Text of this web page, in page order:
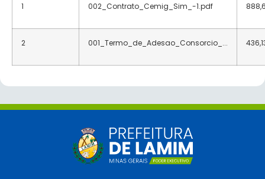
1 002_Contrato_Cemig_Sim_-1.pdf
2 001_Termo_de_Adesao_Consorcio_...